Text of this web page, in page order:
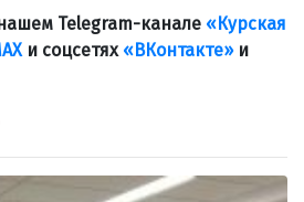
Telegram-канале «Курская
и соцсетях «ВКонтакте»и